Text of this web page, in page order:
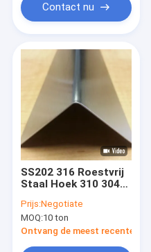
Contact nu
SS202 316 Roestvrij
Staal Hoek 310 304
Prijs:Negotiate
MOQ:10 ton
Ontvang de meest recente Prijs